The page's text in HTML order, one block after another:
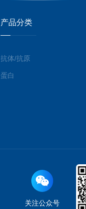
产品分类
抗体/抗原
蛋白
关注公众号